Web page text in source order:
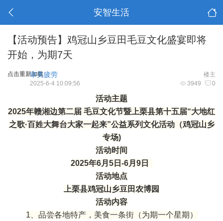
安智生活
【活动预告】鸡冠山乡豆田毛豆文化盛宴即将
开始，为期7天
点击重新加载 楼主
审美疲劳
3949 0
2025-6-4 10:09:56
活动主题
2025年赣湘边第二届 毛豆文化节暨上栗县第十五届“大地红
之歌·百姓大舞台大家一起来”公益系列文化活动（鸡冠山乡
专场)
活动时间
2025年6月5日-6月9日
活动地点
上栗县鸡冠山乡豆田农博园
活动内容
1、品尝各地特产，美食一条街（为期一个星期）